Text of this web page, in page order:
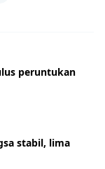
peruntukan
stabil, lima